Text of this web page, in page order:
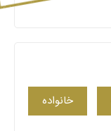
خانواده